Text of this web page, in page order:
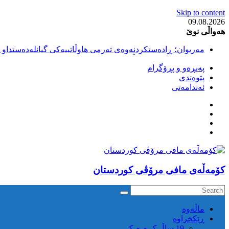
Skip to content
09.08.2026
هەواڵی نوێ
مەریوان؛ ڕادەستکردنەوەی تەرمی هاوڵاتییەکی
سەقز؛ دەسبەسەری دوو گەنج لەلایەن هێزە ئەمنییەکانی
کوژرانی هاوڵاتییەکی خەڵکی سەردەشت لە کاتی کۆڵبەری لە
مەریوان و ڕوانسەر؛ کوژرانی دوو هاوڵاتی لە کاتی
پەیڕەو و پڕۆگرام
پێوەندی
ئەندامەتی
كۆمه‌ڵه‌ی مافی مرۆڤی کوردستان
ماڵه‌وه‌
ڕێکخراوە